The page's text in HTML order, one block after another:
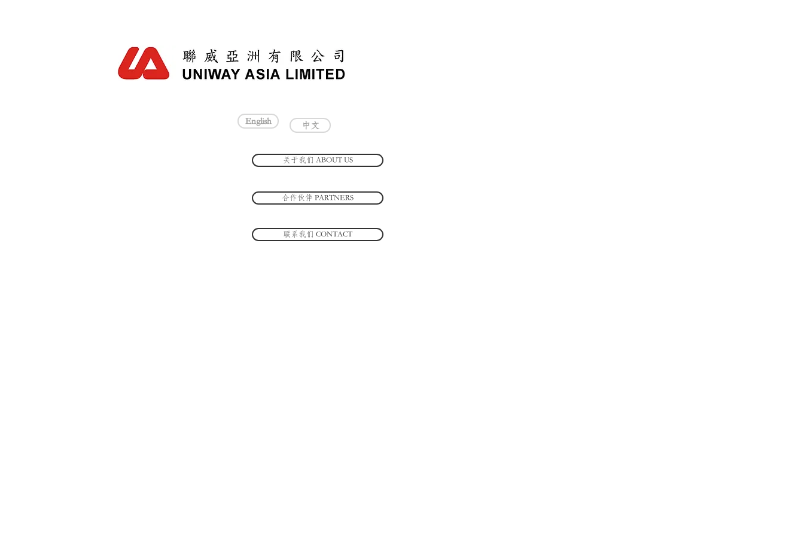
English 中文
关于我们 ABOUT US
合作伙伴 PARTNERS
联系我们 CONTACT